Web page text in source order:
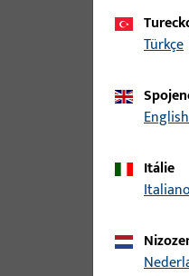
Türkçe
English
Itálie